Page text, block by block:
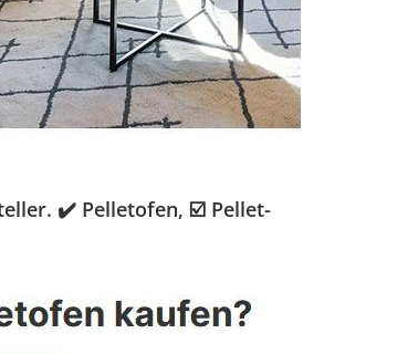
✔️ Pelletofen, ☑️ Pellet-